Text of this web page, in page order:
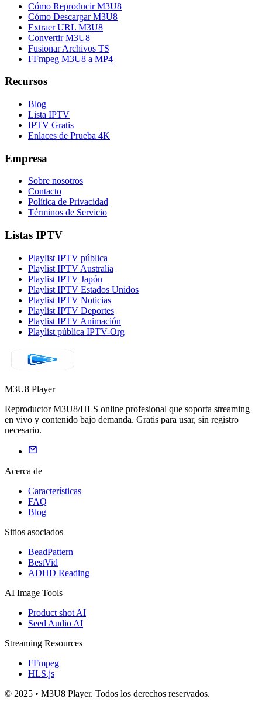
Cómo Reproducir M3U8
Cómo Descargar M3U8
Extraer URL M3U8
Convertir M3U8
Fusionar Archivos TS
FFmpeg M3U8 a MP4
Recursos
Blog
Lista IPTV
IPTV Gratis
Enlaces de Prueba 4K
Empresa
Sobre nosotros
Contacto
Política de Privacidad
Términos de Servicio
Listas IPTV
Playlist IPTV pública
Playlist IPTV Australia
Playlist IPTV Japón
Playlist IPTV Estados Unidos
Playlist IPTV Noticias
Playlist IPTV Deportes
Playlist IPTV Animación
Playlist pública IPTV-Org
M3U8 Player
Reproductor M3U8/HLS online profesional que soporta streaming
en vivo y contenido bajo demanda. Gratis para usar, sin registro
necesario.
Acerca de
Características
FAQ
Blog
Sitios asociados
BeadPattern
BestVid
ADHD Reading
AI Image Tools
Product shot AI
Seed Audio AI
Streaming Resources
FFmpeg
HLS.js
© 2025 • M3U8 Player. Todos los derechos reservados.